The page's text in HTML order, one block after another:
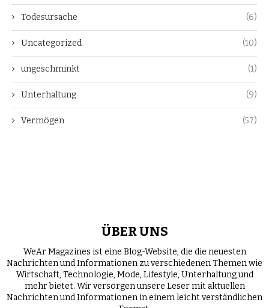
Todesursache (6)
Uncategorized (10)
ungeschminkt (1)
Unterhaltung (9)
Vermögen (57)
ÜBER UNS
WeAr Magazines ist eine Blog-Website, die die neuesten
Nachrichten und Informationen zu verschiedenen Themen wie
Wirtschaft, Technologie, Mode, Lifestyle, Unterhaltung und
mehr bietet. Wir versorgen unsere Leser mit aktuellen
Nachrichten und Informationen in einem leicht verständlichen